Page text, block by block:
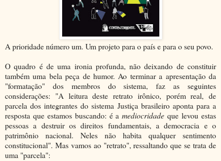
A prioridade número um. Um projeto para o país e para o seu povo.
O quadro é de uma ironia profunda, não deixando de constituir
também uma bela peça de humor. Ao terminar a apresentação da
"formatação" dos membros do sistema, faz as seguintes
considerações: "A leitura deste retrato irônico, porém real, de
parcela dos integrantes do sistema Justiça brasileiro aponta para a
resposta que estamos buscando: é amediocridadeque levou estas
pessoas a destruir os direitos fundamentais, a democracia e o
patrimônio nacional. Neles não habita qualquer sentimento
constitucional". Mas vamos ao "retrato", ressaltando que se trata de
uma "parcela":